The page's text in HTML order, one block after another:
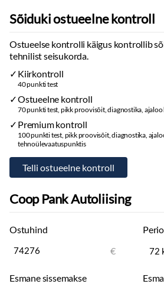
Sõiduki ostueelne kontroll
Ostueelse kontrolli käigus kontrollib
tehnilist seisukorda.
Kiirkontroll
40 punkti test
Ostueelne kontroll
70 punkti test, pikk proovisõit, diagnostika,
Premium kontroll
100 punkti test, pikk proovisõit, diagnostika,
tehnoülevaatuspunktis
Coop Pank Autoliising
Ostuhind
€
Esmane sissemakse